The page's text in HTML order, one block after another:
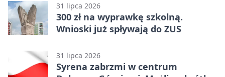
31 lipca 2026
300 zł na wyprawkę szkolną.
Wnioski już spływają do ZUS
31 lipca 2026
Syrena zabrzmi w centrum